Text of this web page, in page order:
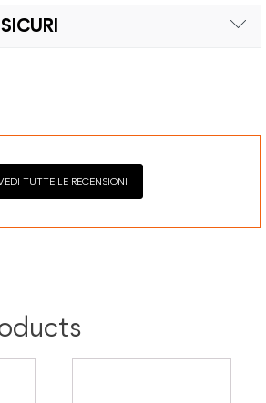
aggiuntivi.
a carico del cliente.
TUTTE LE RECENSIONI